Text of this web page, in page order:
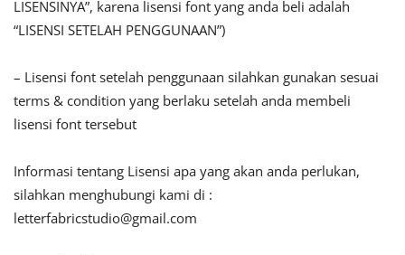
LISENSINYA”, karena lisensi font yang anda beli adalah
“LISENSI SETELAH PENGGUNAAN”)
– Lisensi font setelah penggunaan silahkan gunakan sesuai
terms & condition yang berlaku setelah anda membeli
lisensi font tersebut
Informasi tentang Lisensi apa yang akan anda perlukan,
silahkan menghubungi kami di :
letterfabricstudio@gmail.com